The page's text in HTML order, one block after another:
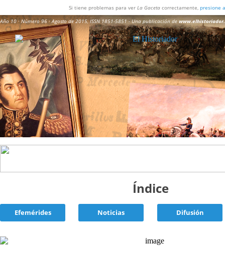
Si tiene problemas para ver La Gaceta correctamente, presione
Año 10 · Número 96 · Agosto de 2015,ISSN 1851-5851- Una publicación de
Índice
Efemérides Noticias Difusión